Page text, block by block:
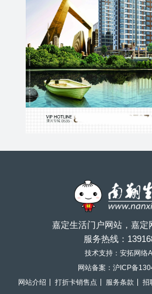
嘉定生活门户网站，嘉定
服务热线：
技术支持：安拓网络
网站备案： 沪ICP备
网站介绍
打折卡销售点 服务条款 招